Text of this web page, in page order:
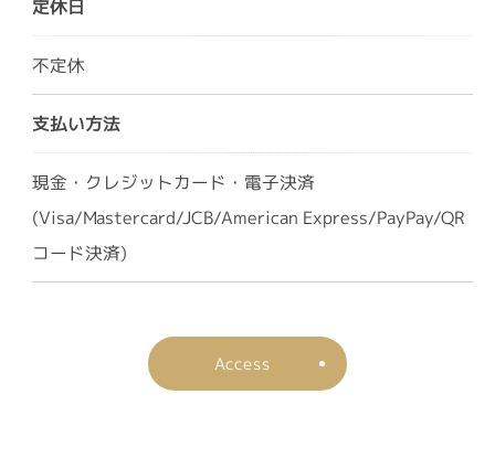
定休日
不定休
支払い方法
現金・クレジットカード・電子決済
(Visa/Mastercard/JCB/American Express/PayPay/QR
コード決済)
Access